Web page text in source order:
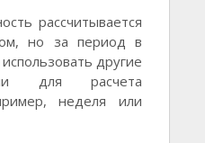
рассчитывается
но за период в
другие
для расчета
неделя или